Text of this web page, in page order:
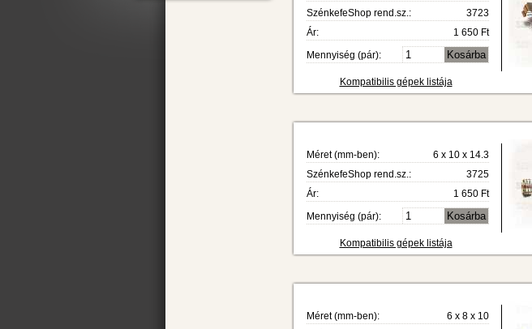
SzénkefeShop rend.sz.:
3723
Ár:
1 650 Ft
Mennyiség (pár):
Kompatibilis gépek listája
Méret (mm-ben):
6 x 10 x 14.3
SzénkefeShop rend.sz.:
3725
Ár:
1 650 Ft
Mennyiség (pár):
Kompatibilis gépek listája
Méret (mm-ben):
6 x 8 x 10